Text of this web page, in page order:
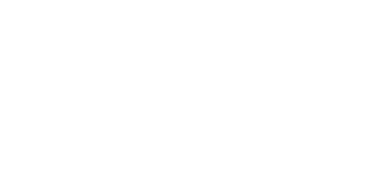
comorbilidades crónicas” e defendem a criação de planos de
clara de funções e responsabilidades.
que podem fazer e sobre aquilo que não farão. Não podem adiar tudo”,
é inadequada”, consideram ainda os especialistas, que sugerem uma organização
de internamento”.